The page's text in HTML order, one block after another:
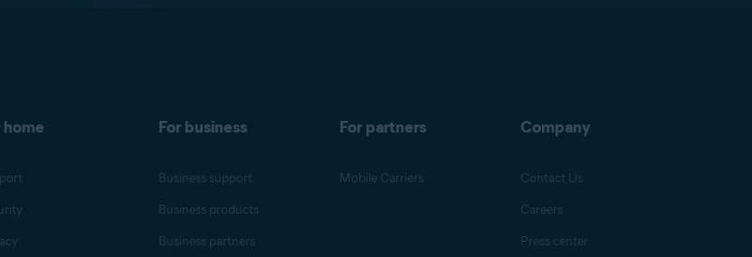
home For business
Business support
Business products
Business partners
For partners
Mobile Carriers
Company
Contact Us
Careers
Press center